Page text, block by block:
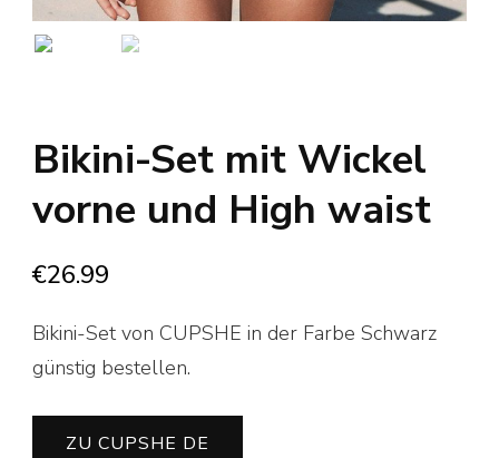
Bikini-Set mit Wickel
vorne und High waist
€26.99
Bikini-Set von CUPSHE in der Farbe Schwarz
günstig bestellen.
ZU CUPSHE DE